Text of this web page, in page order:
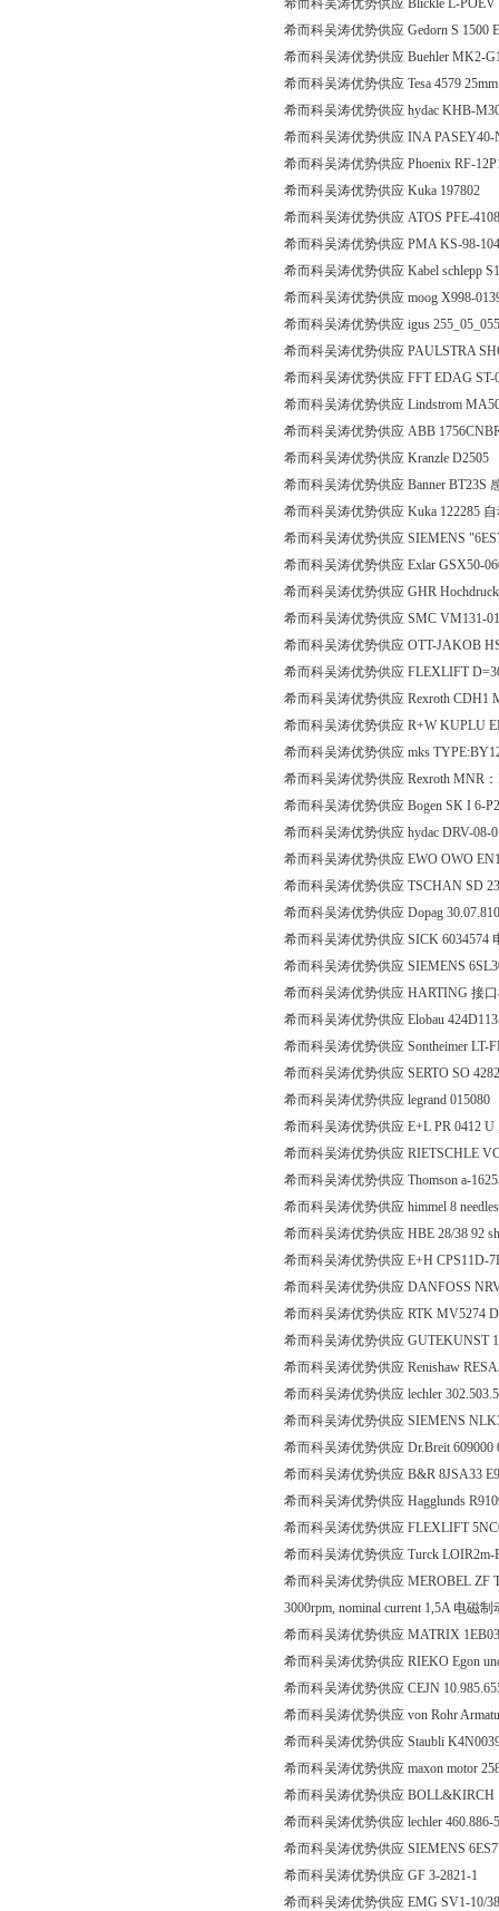
希而科吴涛优势供应 Blickle L-
希而科吴涛优势供应 Gedorn S 1500
希而科吴涛优势供应 Buehler MK2-
希而科吴涛优势供应 Tesa 4579
希而科吴涛优势供应 hydac KHB-
希而科吴涛优势供应 INA
希而科吴涛优势供应 Phoenix RF-
希而科吴涛优势供应 Kuka 197802
希而科吴涛优势供应 ATOS PFE-
希而科吴涛优势供应 PMA KS-98-
希而科吴涛优势供应 Kabel schlepp
希而科吴涛优势供应 moog X998-
希而科吴涛优势供应 igus
希而科吴涛优势供应 PAULSTRA
希而科吴涛优势供应 FFT EDAG ST-
希而科吴涛优势供应 Lindstrom
希而科吴涛优势供应 ABB
希而科吴涛优势供应 Kranzle D2505
希而科吴涛优势供应 Banner BT23S
希而科吴涛优势供应 Kuka 122285
希而科吴涛优势供应 SIEMENS
希而科吴涛优势供应 Exlar GSX50-
希而科吴涛优势供应 GHR
希而科吴涛优势供应 SMC VM131-
希而科吴涛优势供应 OTT-JAKOB
希而科吴涛优势供应 FLEXLIFT
希而科吴涛优势供应 Rexroth CDH1
希而科吴涛优势供应 R+W KUPLU
希而科吴涛优势供应 mks
希而科吴涛优势供应 Rexroth MNR：
希而科吴涛优势供应 Bogen SK I 6-
希而科吴涛优势供应 hydac DRV-08-
希而科吴涛优势供应 EWO OWO
希而科吴涛优势供应 TSCHAN SD
希而科吴涛优势供应 Dopag
希而科吴涛优势供应 SICK 6034574
希而科吴涛优势供应 SIEMENS
希而科吴涛优势供应 HARTING 接
希而科吴涛优势供应 Elobau
希而科吴涛优势供应 Sontheimer LT-
希而科吴涛优势供应 SERTO SO
希而科吴涛优势供应 legrand 015080
希而科吴涛优势供应 E+L PR 0412 U
希而科吴涛优势供应 RIETSCHLE
希而科吴涛优势供应 Thomson a-
希而科吴涛优势供应 himmel 8
希而科吴涛优势供应 HBE 28/38 92
希而科吴涛优势供应 E+H CPS11D-
希而科吴涛优势供应 DANFOSS
希而科吴涛优势供应 RTK MV5274
希而科吴涛优势供应 GUTEKUNST
希而科吴涛优势供应 Renishaw
希而科吴涛优势供应 lechler
希而科吴涛优势供应 SIEMENS
希而科吴涛优势供应 Dr.Breit 609000
希而科吴涛优势供应 B&R 8JSA33
希而科吴涛优势供应 Hagglunds
希而科吴涛优势供应 FLEXLIFT
希而科吴涛优势供应 Turck
希而科吴涛优势供应 MEROBEL ZF
3000rpm, nominal current 1,5A 电磁制
希而科吴涛优势供应 MATRIX
希而科吴涛优势供应 RIEKO Egon
希而科吴涛优势供应 CEJN
希而科吴涛优势供应 von Rohr
希而科吴涛优势供应 Staubli
希而科吴涛优势供应 maxon motor
希而科吴涛优势供应 BOLL&KIRCH
希而科吴涛优势供应 lechler 460.886-
希而科吴涛优势供应 SIEMENS
希而科吴涛优势供应 GF 3-2821-1
希而科吴涛优势供应 EMG SV1-10/